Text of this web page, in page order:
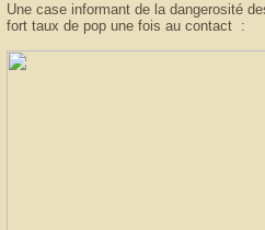
Une case informant de la dangerosité
fort taux de pop une fois au contact :